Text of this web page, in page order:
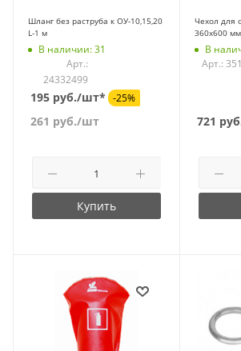
Шланг без раструба к ОУ-10,15,20
L-1 м
В наличии: 31
Арт.:
24332499
195 руб./шт* -25%
261 руб./шт
Купить
Чехол для
360х600 мм
В
Арт.:
721